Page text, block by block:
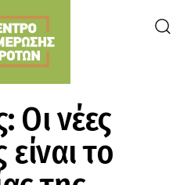
Οι νέες
είναι το